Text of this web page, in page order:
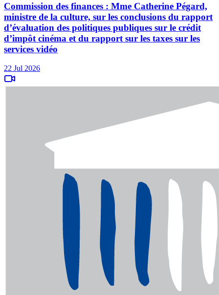
Commission des finances : Mme Catherine Pégard,
ministre de la culture, sur les conclusions du rapport
d’évaluation des politiques publiques sur le crédit
d’impôt cinéma et du rapport sur les taxes sur les
services vidéo
22 Jul 2026